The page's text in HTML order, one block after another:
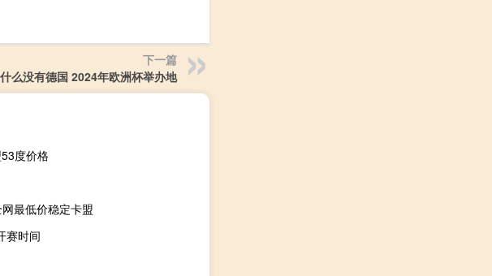
下一篇
么没有德国 2024年欧洲杯举办地
度价格
最低价稳定卡盟
赛时间